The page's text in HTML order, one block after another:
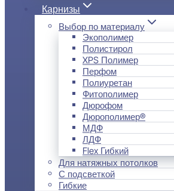
Карнизы
Выбор по материалу
Экополимер
Полистирол
XPS Полимер
Перфом
Полиуретан
Фитополимер
Дюрофом
Дюрополимер®
МДФ
ЛДФ
Flex Гибкий
Для натяжных потолков
С подсветкой
Гибкие